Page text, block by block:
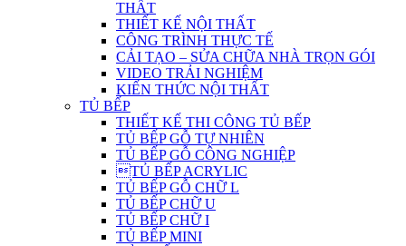
THẤT
THIẾT KẾ NỘI THẤT
CÔNG TRÌNH THỰC TẾ
CẢI TẠO – SỬA CHỮA NHÀ TRỌN GÓI
VIDEO TRẢI NGHIỆM
KIẾN THỨC NỘI THẤT
TỦ BẾP
THIẾT KẾ THI CÔNG TỦ BẾP
TỦ BẾP GỖ TỰ NHIÊN
TỦ BẾP GỖ CÔNG NGHIỆP
TỦ BẾP ACRYLIC
TỦ BẾP GỖ CHỮ L
TỦ BẾP CHỮ U
TỦ BẾP CHỮ I
TỦ BẾP MINI